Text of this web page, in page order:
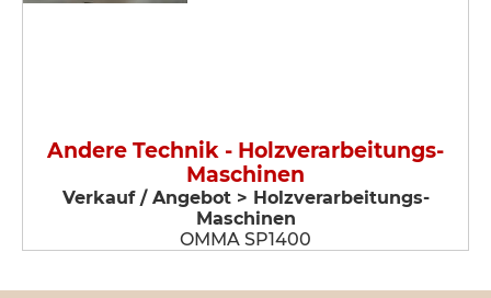
Andere Technik - Holzverarbeitungs-
Maschinen
Verkauf / Angebot > Holzverarbeitungs-
Maschinen
OMMA SP1400